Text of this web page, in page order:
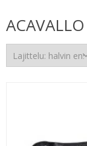
ACAVALLO